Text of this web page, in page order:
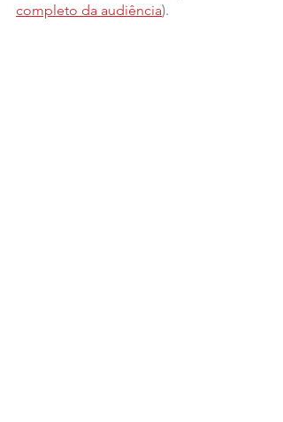
completo da audiência).